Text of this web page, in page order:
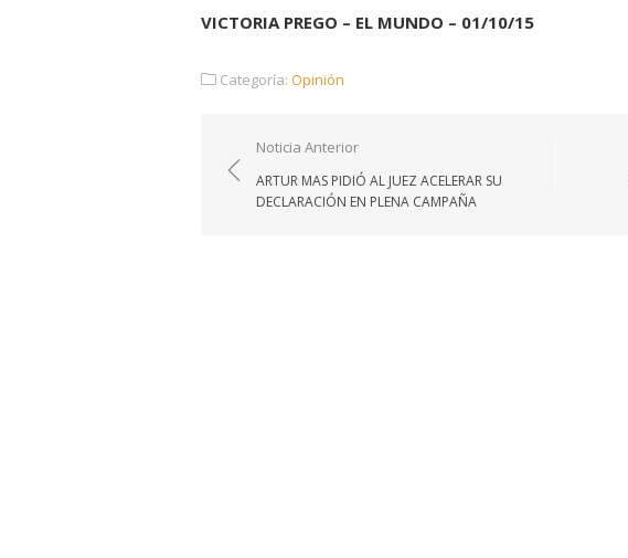
VICTORIA PREGO – EL MUNDO – 01/10/15
Categoría: Opinión
Navegación
de
entradas
Noticia Anterior
ARTUR MAS PIDIÓ AL JUEZ ACELERAR SU
DECLARACIÓN EN PLENA CAMPAÑA